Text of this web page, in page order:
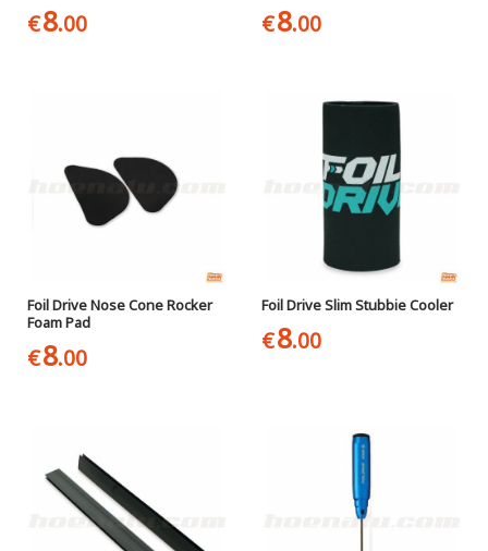
€8.00 €8.00
Foil Drive Nose Cone Rocker
Foam Pad
€8.00
Foil Drive Slim Stubbie Cooler
€8.00